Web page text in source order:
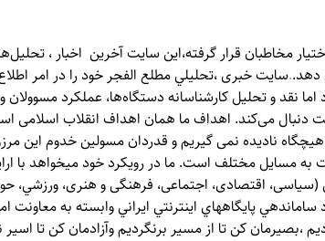
خبری،تحليل مطلع الفجر ازاوایل تير ماه سال 1391 در اختیار مخاطبان قرار
دهد..سایت خبری ،تحليلي مطلع الفجر خود را در امر
نقد و تحلیل کارشناسانه دستگاه‌ها، عملکرد
می‌کند. اهداف ما همان اهداف انقلاب اسلامی
نادیده نمی گیریم و قدردان مسولین خدوم این
مسايل مختلف است. ما در رویکرد خود می‏خواهد با
اقتصادی، اجتماعی، فرهنگی و هنری، ورزشي،
پايگاههاي اينترنتي ايراني وابسته به
،بصیرمان کن تا از مسیر برنگردیم وآزادمان کن تا